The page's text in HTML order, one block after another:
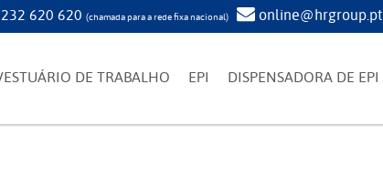
620 620 (chamada para a rede fixa nacional) online@hrgroup.pt
DE TRABALHO EPI DISPENSADORA DE EPI